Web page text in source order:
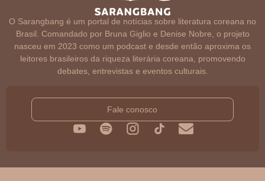
O Sarangbang é um portal de notícias sobre literatura coreana no
Brasil. Comandado por Bruna Giglio e Denise Nobre, o projeto
nasceu em 2023 como um podcast e desde então aproxima os
leitores brasileiros da riqueza literária coreana, promovendo
debates, entrevistas e eventos culturais.
Fale conosco